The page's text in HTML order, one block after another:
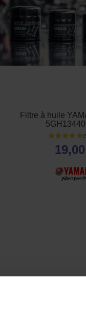
Filtre à huile